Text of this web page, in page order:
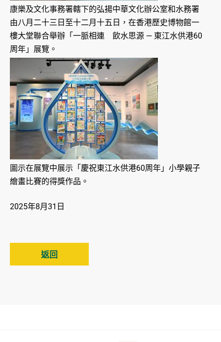
康樂及文化事務署轄下的弘揚中華文化辦公室和水務署
由八月二十三日至十二月十五日，在香港歷史博物館一
樓大堂聯合舉辦「一脈相連 飲水思源 — 東江水供港60
周年」展覽。
圖示在展覽中展示「慶祝東江水供港60周年」小學親子
繪畫比賽的得獎作品。
2025年8月31日
返回